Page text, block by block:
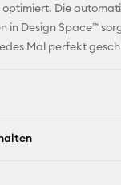
optimiert. Die
in Design Space™
Mal perfekt